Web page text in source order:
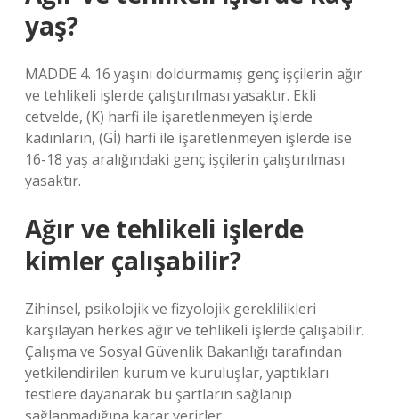
yaş?
MADDE 4. 16 yaşını doldurmamış genç işçilerin ağır
ve tehlikeli işlerde çalıştırılması yasaktır. Ekli
cetvelde, (K) harfi ile işaretlenmeyen işlerde
kadınların, (Gİ) harfi ile işaretlenmeyen işlerde ise
16-18 yaş aralığındaki genç işçilerin çalıştırılması
yasaktır.
Ağır ve tehlikeli işlerde
kimler çalışabilir?
Zihinsel, psikolojik ve fizyolojik gereklilikleri
karşılayan herkes ağır ve tehlikeli işlerde çalışabilir.
Çalışma ve Sosyal Güvenlik Bakanlığı tarafından
yetkilendirilen kurum ve kuruluşlar, yaptıkları
testlere dayanarak bu şartların sağlanıp